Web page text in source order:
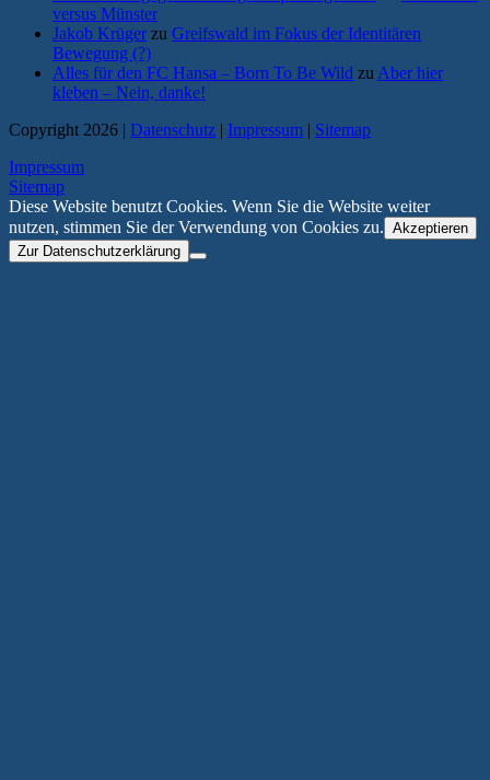
versus Münster
Jakob Krüger zu Greifswald im Fokus der Identitären
Bewegung (?)
Alles für den FC Hansa – Born To Be Wild zu Aber hier
kleben – Nein, danke!
Copyright 2026 | Datenschutz | Impressum | Sitemap
Impressum
Sitemap
Diese Website benutzt Cookies. Wenn Sie die Website weiter
nutzen, stimmen Sie der Verwendung von Cookies zu. Akzeptieren
Zur Datenschutzerklärung